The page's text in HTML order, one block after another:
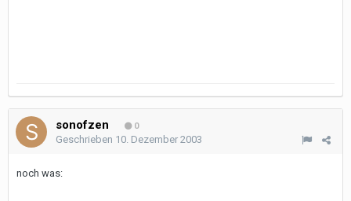
sonofzen 0
Geschrieben 10. Dezember 2003
noch was: